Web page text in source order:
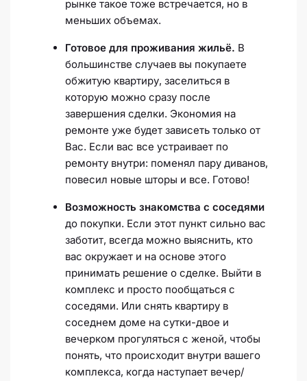
рынке такое тоже встречается, но в
меньших объемах.
Готовое для проживания жильё. В
большинстве случаев вы покупаете
обжитую квартиру, заселиться в
которую можно сразу после
завершения сделки. Экономия на
ремонте уже будет зависеть только от
Вас. Если вас все устраивает по
ремонту внутри: поменял пару диванов,
повесил новые шторы и все. Готово!
Возможность знакомства с соседями
до покупки. Если этот пункт сильно вас
заботит, всегда можно выяснить, кто
вас окружает и на основе этого
принимать решение о сделке. Выйти в
комплекс и просто пообщаться с
соседями. Или снять квартиру в
соседнем доме на сутки-двое и
вечерком прогуляться с женой, чтобы
понять, что происходит внутри вашего
комплекса, когда наступает вечер/